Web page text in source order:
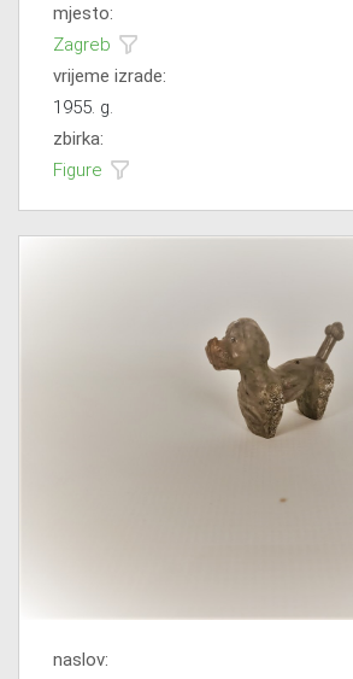
mjesto:
Zagreb
vrijeme izrade:
1955. g.
zbirka:
Figure
naslov: